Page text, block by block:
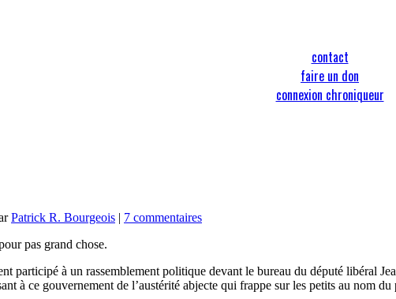
contact
faire un don
connexion chroniqueur
Patrick R. Bourgeois | 7 commentaires
pas grand chose.
participé à un rassemblement politique devant le bureau du député libéral
à ce gouvernement de l’austérité abjecte qui frappe sur les petits au nom